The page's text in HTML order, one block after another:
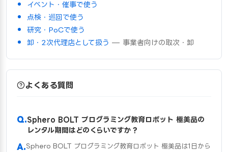
イベント・催事で使う
点検・巡回で使う
研究・PoCで使う
卸・2次代理店として扱う — 事業者向けの取次・卸
よくある質問
Sphero BOLT プログラミング教育ロボット 極美品の
レンタル期間はどのくらいですか？
Sphero BOLT プログラミング教育ロボット 極美品は1日から